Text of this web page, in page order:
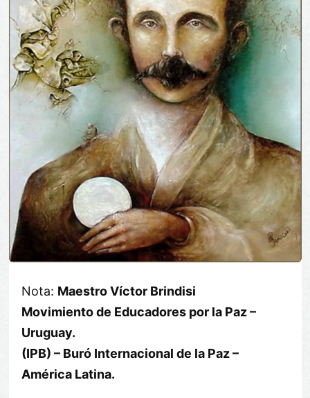
Nota: Maestro Víctor Brindisi
Movimiento de Educadores por la Paz –
Uruguay.
(IPB) – Buró Internacional de la Paz –
América Latina.